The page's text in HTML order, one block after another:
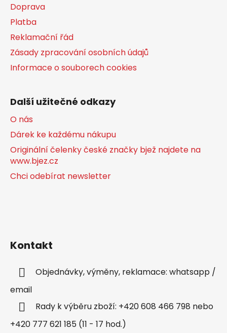
Doprava
Platba
Reklamační řád
Zásady zpracování osobních údajů
Informace o souborech cookies
Další užitečné odkazy
O nás
Dárek ke každému nákupu
Originální čelenky české značky bjež najdete na
www.bjez.cz
Chci odebírat newsletter
Kontakt
Objednávky, výměny, reklamace: whatsapp /
email
Rady k výběru zboží: +420 608 466 798 nebo
+420 777 621 185 (11 - 17 hod.)